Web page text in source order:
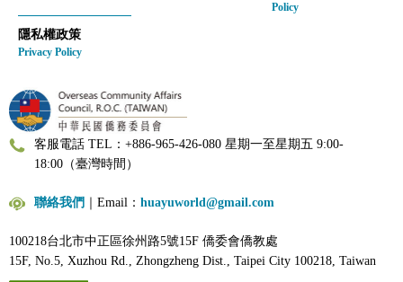
Policy
隱私權政策
Privacy Policy
客服電話 TEL：+886-965-426-080 星期一至星期五 9:00-
18:00（臺灣時間）
聯絡我們 ｜Email： huayuworld@gmail.com
100218台北市中正區徐州路5號15F 僑委會僑教處
15F, No.5, Xuzhou Rd., Zhongzheng Dist., Taipei City 100218, Taiwan